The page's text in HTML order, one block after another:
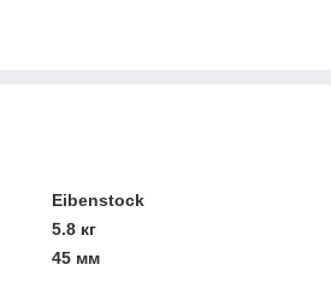
Eibenstock
5.8 кг
45 мм